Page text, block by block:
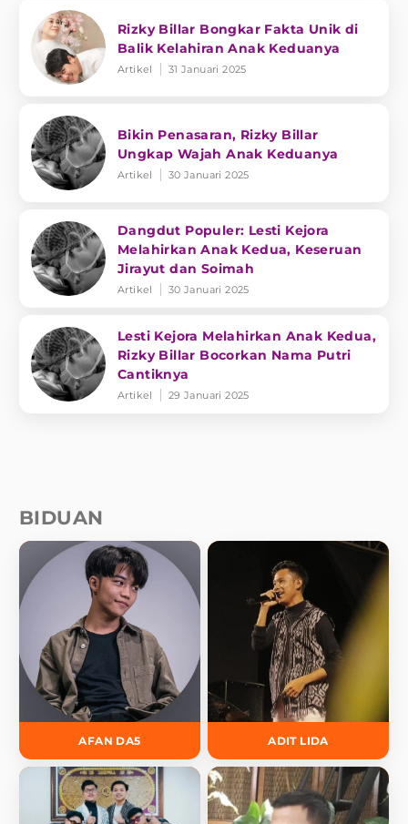
Rizky Billar Bongkar Fakta Unik di
Balik Kelahiran Anak Keduanya
Artikel 31 Januari 2025
Bikin Penasaran, Rizky Billar
Ungkap Wajah Anak Keduanya
Artikel 30 Januari 2025
Dangdut Populer: Lesti Kejora
Melahirkan Anak Kedua, Keseruan
Jirayut dan Soimah
Artikel 30 Januari 2025
Lesti Kejora Melahirkan Anak Kedua,
Rizky Billar Bocorkan Nama Putri
Cantiknya
Artikel 29 Januari 2025
BIDUAN
AFAN DA5 ADIT LIDA